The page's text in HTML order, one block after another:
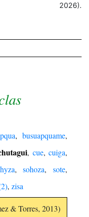
2026).
,busuapquame,
, cue,cuiga,
,sohoza,sote,
, zisa
& Torres, 2013)